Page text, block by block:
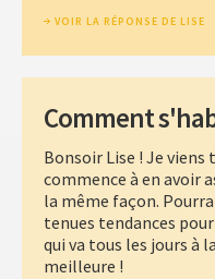
VOIR LA RÉPONSE DE LISE
Comment
Bonsoir Lise ! Je
commence à en avoir
la même façon.
tenues tendances
qui va tous les jours à
meilleure !